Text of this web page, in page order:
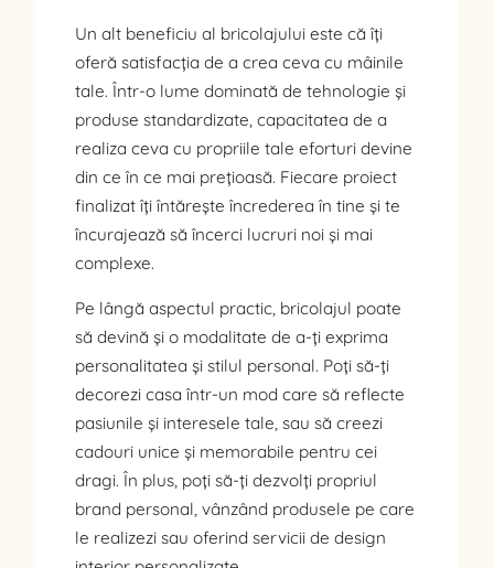
Un alt beneficiu al bricolajului este că îți
oferă satisfacția de a crea ceva cu mâinile
tale. Într-o lume dominată de tehnologie și
produse standardizate, capacitatea de a
realiza ceva cu propriile tale eforturi devine
din ce în ce mai prețioasă. Fiecare proiect
finalizat îți întărește încrederea în tine și te
încurajează să încerci lucruri noi și mai
complexe.
Pe lângă aspectul practic, bricolajul poate
să devină și o modalitate de a-ți exprima
personalitatea și stilul personal. Poți să-ți
decorezi casa într-un mod care să reflecte
pasiunile și interesele tale, sau să creezi
cadouri unice și memorabile pentru cei
dragi. În plus, poți să-ți dezvolți propriul
brand personal, vânzând produsele pe care
le realizezi sau oferind servicii de design